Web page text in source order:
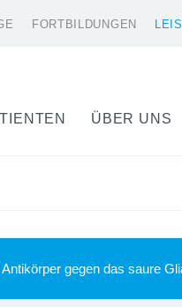
FORTBILDUNGEN
ÜBER UNS
Antikörper gegen das saure